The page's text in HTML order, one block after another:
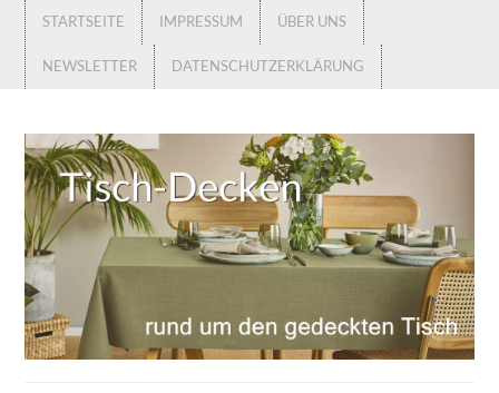
STARTSEITE IMPRESSUM ÜBER UNS
NEWSLETTER DATENSCHUTZERKLÄRUNG